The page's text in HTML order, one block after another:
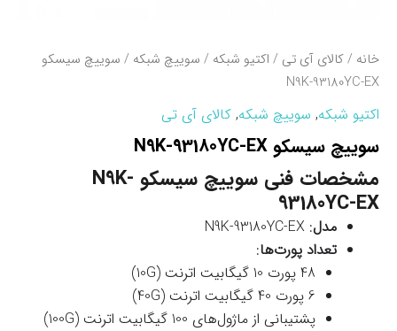
خانه /کالای آی تی / اکتیو شبکه / سوییچ شبکه / سوييچ سيسکو
N9K-93180YC-EX
اکتیو شبکه, سوییچ شبکه, کالای آی تی
سوييچ سيسکو N9K-93180YC-EX
مشخصات فنی سوييچ سيسکو N9K-
93180YC-EX
مدل: N9K-93180YC-EX
تعداد پورت‌ها:
48 پورت 10 گیگابیت اترنت (10G)
6 پورت 40 گیگابیت اترنت (40G)
پشتیبانی از ماژول‌های 100 گیگابیت اترنت (100G)